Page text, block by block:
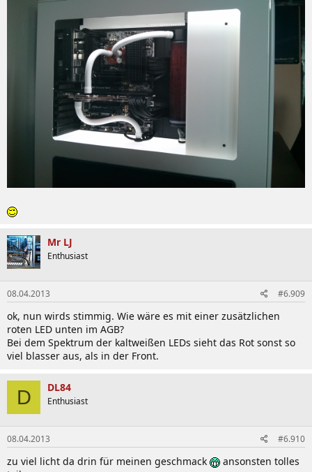
Mr LJ
Enthusiast
08.04.2013 #6.909
ok, nun wirds stimmig. Wie wäre es mit einer zusätzlichen
roten LED unten im AGB?
Bei dem Spektrum der kaltweißen LEDs sieht das Rot sonst so
viel blasser aus, als in der Front.
D DL84
Enthusiast
08.04.2013 #6.910
zu viel licht da drin für meinen geschmack
ansonsten tolles